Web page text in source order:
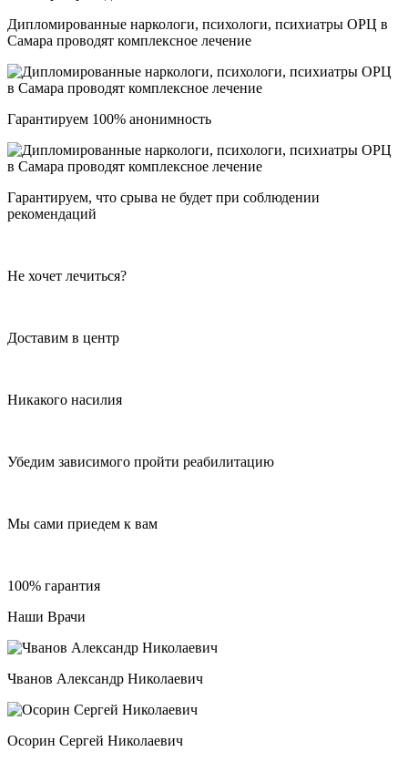
Дипломированные наркологи, психологи, психиатры ОРЦ в
Самара проводят комплексное лечение
Гарантируем 100% анонимность
Гарантируем, что срыва не будет при соблюдении
рекомендаций
Не хочет лечиться?
Доставим в центр
Никакого насилия
Убедим зависимого пройти реабилитацию
Мы сами приедем к вам
100% гарантия
Наши Врачи
Чванов Александр Николаевич
Осорин Сергей Николаевич